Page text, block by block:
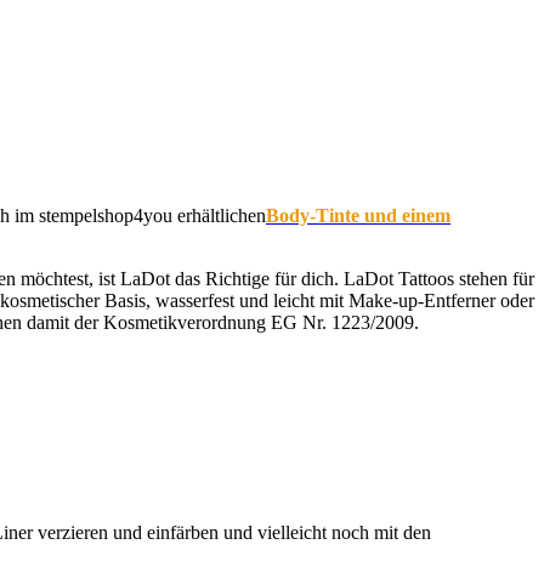
im stempelshop4you erhältlichenBody-Tinte und einem
möchtest, ist LaDot das Richtige für dich. LaDot Tattoos stehen für
Basis, wasserfest und leicht mit Make-up-Entferner oder
damit der Kosmetikverordnung EG Nr. 1223/2009.
verzieren und einfärben und vielleicht noch mit den